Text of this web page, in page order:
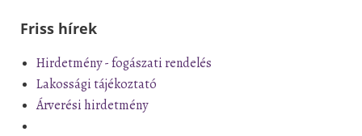
Friss hírek
Hirdetmény - fogászati rendelés
Lakossági tájékoztató
Árverési hirdetmény